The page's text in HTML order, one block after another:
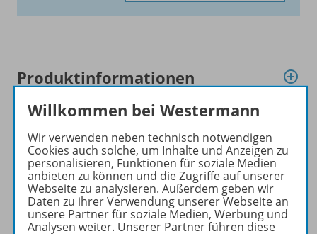
Produktinformationen
Beschreibung
Zugehörige Produkte
Willkommen bei Westermann
Wir verwenden neben technisch notwendigen
Cookies auch solche, um Inhalte und Anzeigen zu
personalisieren, Funktionen für soziale Medien
anbieten zu können und die Zugriffe auf unserer
Webseite zu analysieren. Außerdem geben wir
Daten zu ihrer Verwendung unserer Webseite an
unsere Partner für soziale Medien, Werbung und
Analysen weiter. Unserer Partner führen diese